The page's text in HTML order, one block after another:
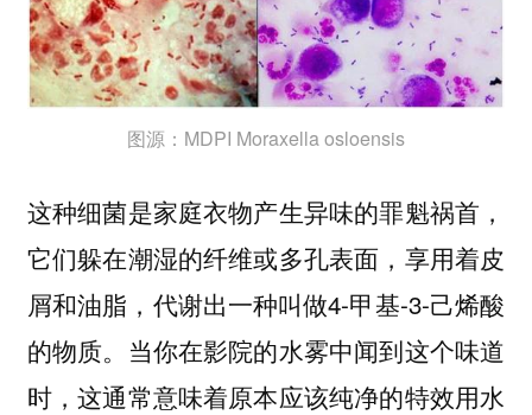
图源：MDPI Moraxella osloensis
这种细菌是家庭衣物产生异味的罪魁祸首，
它们躲在潮湿的纤维或多孔表面，享用着皮
屑和油脂，代谢出一种叫做4-甲基-3-己烯酸
的物质。当你在影院的水雾中闻到这个味道
时，这通常意味着原本应该纯净的特效用水